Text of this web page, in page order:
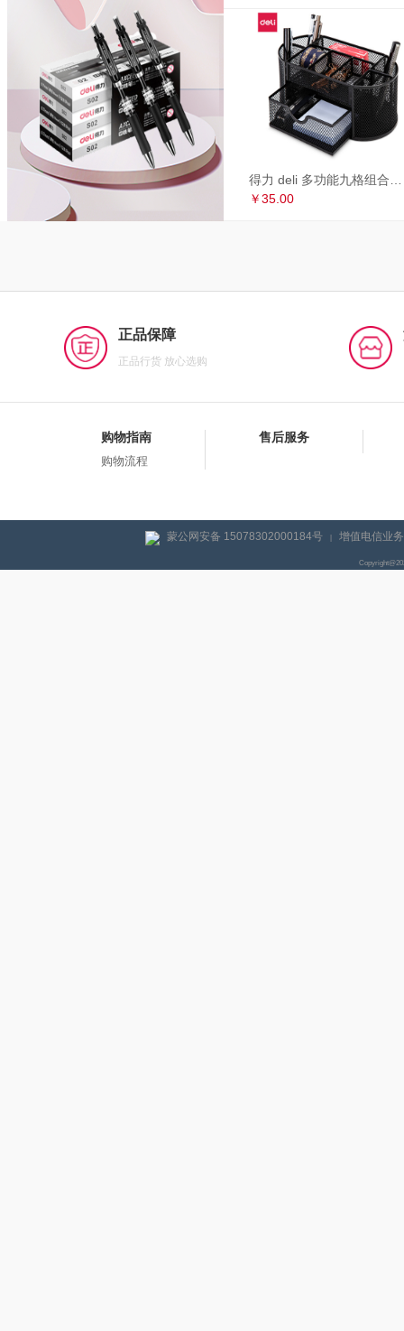
￥35.00
正品保障
正品行货 放心选购
购物指南
购物流程
售后服务
蒙公网安备 15078302000184号 | 增值电信业